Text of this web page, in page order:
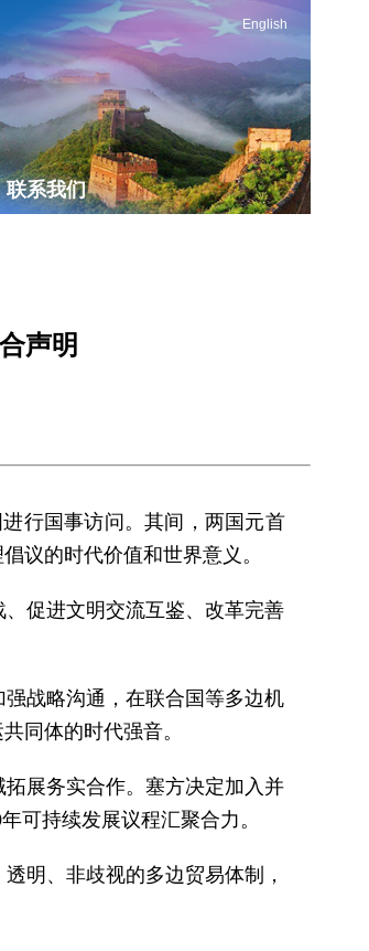
English
联系我们
声明
行国事访问。其间，两国元首
议的时代价值和世界意义。
促进文明交流互鉴、改革完善
战略沟通，在联合国等多边机
同体的时代强音。
展务实合作。塞方决定加入并
可持续发展议程汇聚合力。
明、非歧视的多边贸易体制，